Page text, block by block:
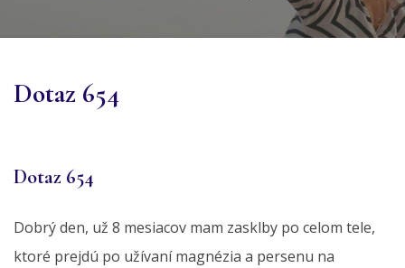
Dotaz 654
Dotaz 654
Dobrý den, už 8 mesiacov mam zasklby po celom tele,
ktoré prejdú po užívaní magnézia a persenu na